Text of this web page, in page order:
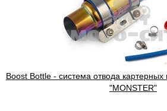
Boost Bottle - система отвода картерных
"MONSTER"